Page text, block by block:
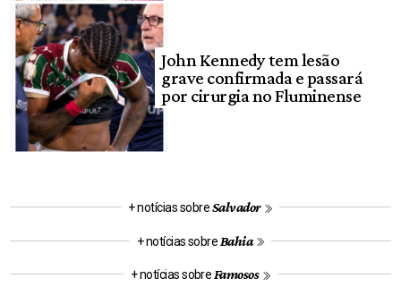
John Kennedy tem lesão
grave confirmada e passará
por cirurgia no Fluminense
+ notícias sobreSalvador
+ notícias sobre Bahia
+ notícias sobre Famosos